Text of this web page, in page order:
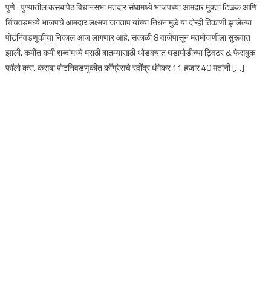
पुणे : पुण्यातील कसबापेठ विधानसभा मतदार संघामध्ये भाजपच्या आमदार मुक्ता टिळक आणि
चिंचवडमध्ये भाजपचे आमदार लक्ष्मण जगताप यांच्या निधनामुळे या दोन्ही ठिकाणी झालेल्या
पोटनिवडणुकीचा निकाल आज लागणार आहे. सकाळी 8 वाजेपासून मतमोजणीला सुरूवात
झाली. कमीत कमी शब्दांमध्ये मराठी बातम्यासाठी थोडक्यात घडामोडीच्या ट्विटर & फेसबुक
फॉलो करा. कसबा पोटनिवडणुकीत काँग्रेसचे रवींद्र धंगेकर 11 हजार 40 मतांनी […]